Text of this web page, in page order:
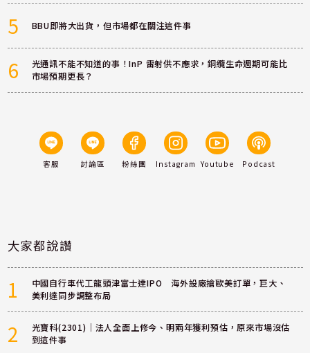
5 BBU即將大出貨，但市場都在關注這件事
6
光通訊不能不知道的事！InP 雷射供不應求，銅纜生命週期可能比
市場預期更長？
客服 討論區 粉絲團 Instagram Youtube Podcast
大家都說讚
1
中國自行車代工龍頭津富士達IPO 海外設廠搶歐美訂單，巨大、
美利達同步調整布局
2
光寶科(2301)｜法人全面上修今、明兩年獲利預估，原來市場沒估
到這件事